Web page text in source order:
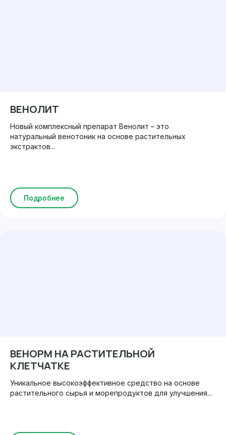
ВЕНОЛИТ
Новый комплексный препарат Венолит – это
натуральный венотоник на основе растительных
экстрактов...
Подробнее
ВЕНОРМ НА РАСТИТЕЛЬНОЙ
КЛЕТЧАТКЕ
Уникальное высокоэффективное средство на основе
растительного сырья и морепродуктов для улучшения...